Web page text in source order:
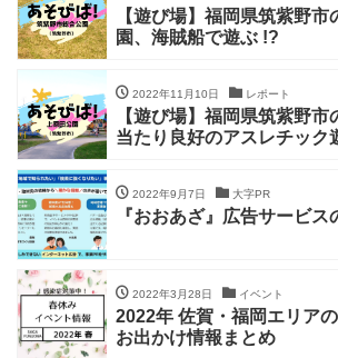
【遊び場】福岡県筑紫野
園、海賊船で遊ぶ !?
2022年11月10日 レポート
【遊び場】福岡県筑紫野市
当たり良好のアスレチック
2022年9月7日 大字PR
『おおあざ』広告サービ
2022年3月28日 イベント
2022年 佐賀・福岡エリア
お出かけ情報まとめ